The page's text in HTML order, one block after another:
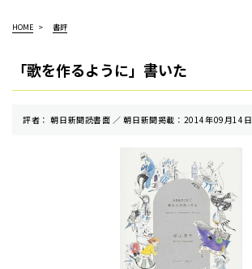
HOME 書評
「歌を作るように」書いた
評者： 朝日新聞読書面 ／ 朝⽇新聞掲載：2014年09月14日